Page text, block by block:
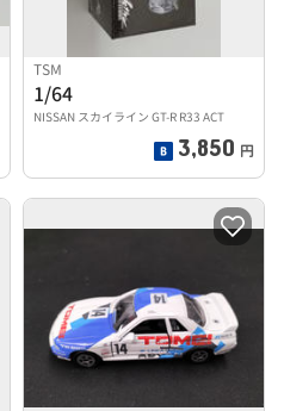
TSM
1/64
NISSAN スカイライン GT-R R33 ACT
3,850 円